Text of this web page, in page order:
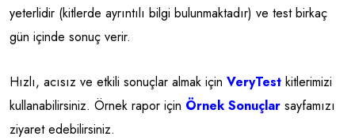
yeterlidir (kitlerde ayrıntılı bilgi bulunmaktadır) ve test birkaç
gün içinde sonuç verir.
Hızlı, acısız ve etkili sonuçlar almak için VeryTest kitlerimizi
kullanabilirsiniz. Örnek rapor için Örnek Sonuçlar sayfamızı
ziyaret edebilirsiniz.